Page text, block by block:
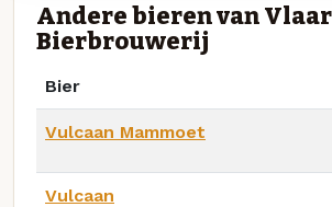
Andere bieren van
Bierbrouwerij
Bier
Vulcaan Mammoet
Vulcaan